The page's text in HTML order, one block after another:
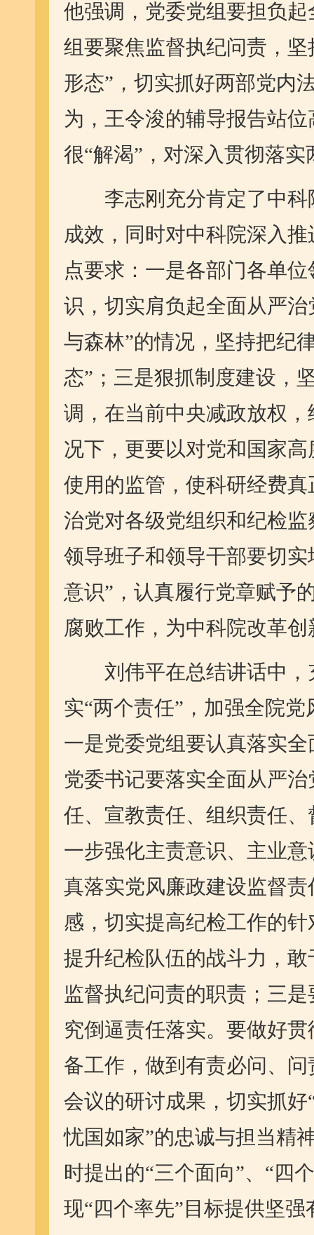
他强调，党委党组要担负
组要聚焦监督执纪问责，
形态”，切实抓好两部党内
为，王令浚的辅导报告站
很“解渴”，对深入贯彻落
李志刚充分肯定了中科
成效，同时对中科院深入
点要求：一是各部门各单
识，切实肩负起全面从严
与森林”的情况，坚持把纪
态”；三是狠抓制度建设，
调，在当前中央减政放权
况下，更要以对党和国家
使用的监管，使科研经费
治党对各级党组织和纪检
领导班子和领导干部要切
意识”，认真履行党章赋予
腐败工作，为中科院改革
刘伟平在总结讲话中，
实“两个责任”，加强全院
一是党委党组要认真落实
党委书记要落实全面从严
任、宣教责任、组织责任
一步强化主责意识、主业
真落实党风廉政建设监督
感，切实提高纪检工作的
提升纪检队伍的战斗力，
监督执纪问责的职责；三
究倒逼责任落实。要做好
备工作，做到有责必问、
会议的研讨成果，切实抓
忧国如家”的忠诚与担当精
时提出的“三个面向”、“四
现“四个率先”目标提供坚